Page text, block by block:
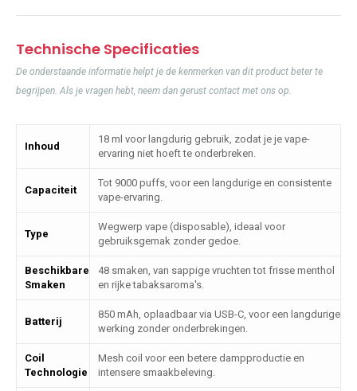
Technische Specificaties
De onderstaande informatie helpt je de kenmerken van dit product beter te
begrijpen. Als je vragen hebt, neem dan gerust contact met ons op.
Inhoud
18 ml voor langdurig gebruik, zodat je je vape-
ervaring niet hoeft te onderbreken.
Capaciteit
Tot 9000 puffs, voor een langdurige en consistente
vape-ervaring.
Type
Wegwerp vape (disposable), ideaal voor
gebruiksgemak zonder gedoe.
Beschikbare
Smaken
48 smaken, van sappige vruchten tot frisse menthol
en rijke tabaksaroma's.
Batterij
850 mAh, oplaadbaar via USB-C, voor een langdurige
werking zonder onderbrekingen.
Coil
Technologie
Mesh coil voor een betere dampproductie en
intensere smaakbeleving.